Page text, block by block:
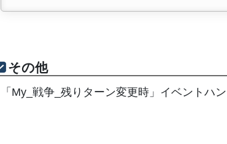
その他
「My_戦争_残りターン変更時」イベントハ